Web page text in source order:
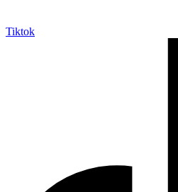
Tiktok